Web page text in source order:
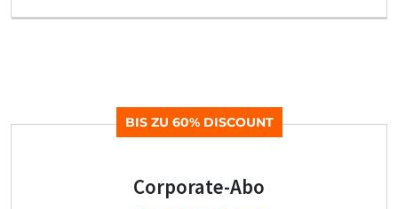
BIS ZU 60% DISCOUNT
Corporate-Abo